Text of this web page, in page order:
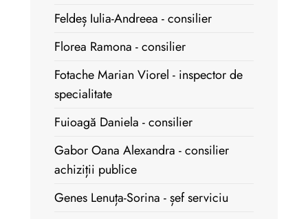
Feldeș Iulia-Andreea - consilier
Florea Ramona - consilier
Fotache Marian Viorel - inspector de
specialitate
Fuioagă Daniela - consilier
Gabor Oana Alexandra - consilier
achiziții publice
Genes Lenuța-Sorina - șef serviciu